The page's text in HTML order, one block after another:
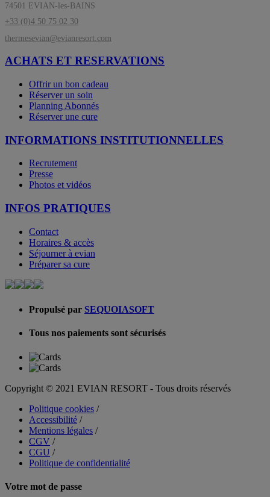
74501 EVIAN-les-BAINS
+33 (0)4 50 75 02 30
thermesevian@evianresort.com
ACHATS ET RESERVATIONS
Offrir un bon cadeau
Réserver un soin
Planning Abonnés
Réserver une cure
INFORMATIONS INSTITUTIONNELLES
Recrutement
Presse
Photos et vidéos
INFOS PRATIQUES
Contact
Horaires & accès
Séjourner à evian
Préparer sa cure
Propulsé par SEQUOIASOFT
Tous nos paiements sont sécurisés
Copyright © 2021 EVIAN RESORT - Tous droits réservés
Politique cookies /
Accessibilité /
Mentions légales /
CGV /
CGU /
Politique de confidentialité
Votre mot de passe